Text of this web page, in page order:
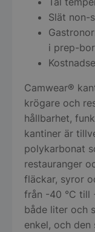
Slät non-
i prep-
Camwear®
krögare och
hållbarhet,
kantiner är
polykarbonat
restauranger
fläckar, syror
från -40 °C till
både liter och
enkel, och